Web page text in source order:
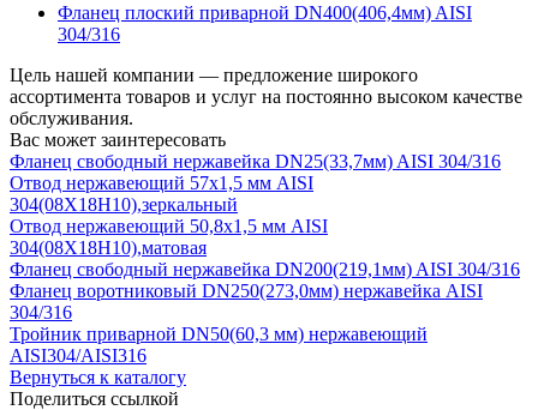
Фланец плоский приварной DN400(406,4мм) AISI
304/316
Цель нашей компании — предложение широкого
ассортимента товаров и услуг на постоянно высоком качестве
обслуживания.
Вас может заинтересовать
Фланец свободный нержавейка DN25(33,7мм) AISI 304/316
Отвод нержавеющий 57х1,5 мм AISI
304(08Х18Н10),зеркальный
Отвод нержавеющий 50,8х1,5 мм AISI
304(08Х18Н10),матовая
Фланец свободный нержавейка DN200(219,1мм) AISI 304/316
Фланец воротниковый DN250(273,0мм) нержавейка AISI
304/316
Тройник приварной DN50(60,3 мм) нержавеющий
AISI304/AISI316
Вернуться к каталогу
Поделиться ссылкой